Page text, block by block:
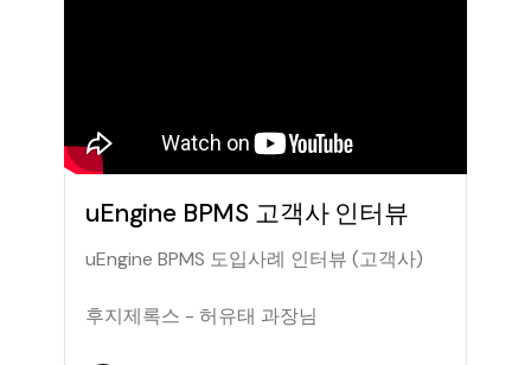
uEngine BPMS 고객사 인터뷰
uEngine BPMS 도입사례 인터뷰 (고객사)
후지제록스 - 허유태 과장님